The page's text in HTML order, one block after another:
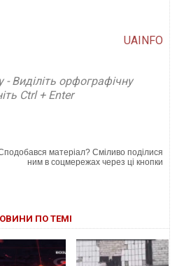
UAINFO
Виділіть орфографічну
Ctrl + Enter
матеріал? Сміливо поділися
ним в соцмережах через ці кнопки
ПО ТЕМІ